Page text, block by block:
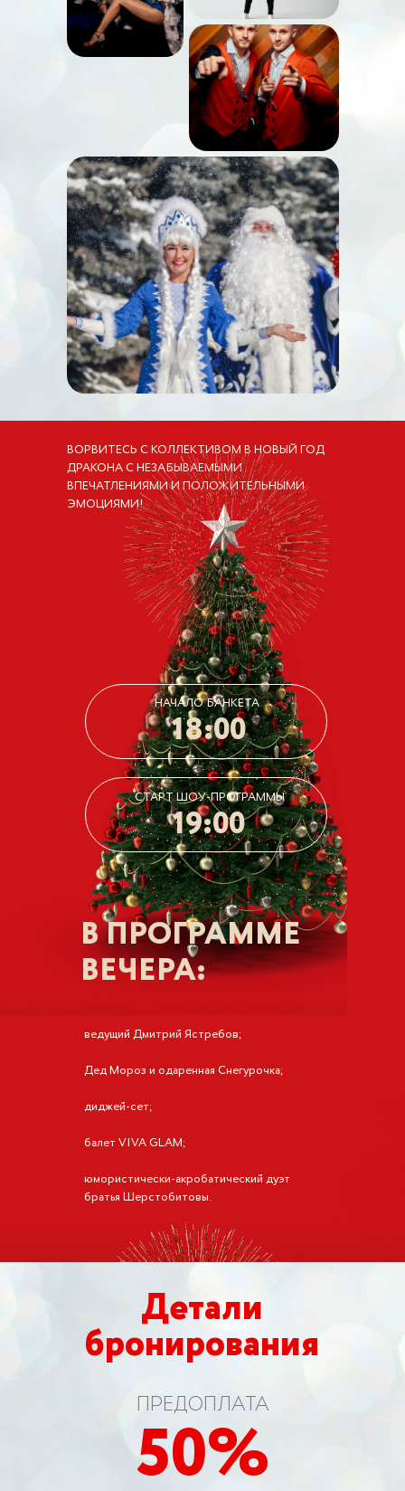
В ПРОГРАММЕ
ВЕЧЕРА:
ведущий Дмитрий Ястребов;
Дед Мороз и одаренная Снегурочка;
диджей-сет;
балет VIVA GLAM;
юмористически-акробатический дуэт
братья Шерстобитовы.
ВОРВИТЕСЬ С КОЛЛЕКТИВОМ В НОВЫЙ ГОД
ДРАКОНА С НЕЗАБЫВАЕМЫМИ
ВПЕЧАТЛЕНИЯМИ И ПОЛОЖИТЕЛЬНЫМИ
ЭМОЦИЯМИ!
НАЧАЛО БАНКЕТА
СТАРТ ШОУ-ПРОГРАММЫ
18:00
19:00
Детали
бронирования
50%
ПРЕДОПЛАТА